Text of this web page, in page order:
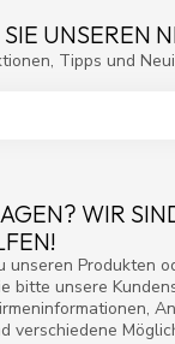
WIR
unseren Produkten
bitte unsere
verschiedene
UNSEREN
Tipps und